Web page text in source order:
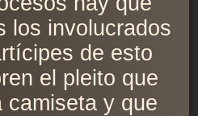
los involucrados
de esto
el pleito que
camiseta y que